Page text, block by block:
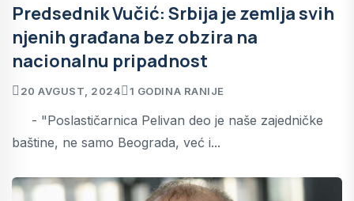
Predsednik Vučić: Srbija je zemlja svih
njenih građana bez obzira na
nacionalnu pripadnost
20 AVGUST, 2024 1 GODINA RANIJE
- "Poslastičarnica Pelivan deo je naše zajedničke
baštine, ne samo Beograda, već i...